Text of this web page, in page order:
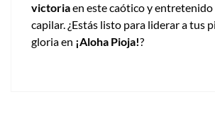
victoriaen este caótico y
capilar. ¿Estás listo para liderar a tus
gloria en ¡Aloha Pioja!?